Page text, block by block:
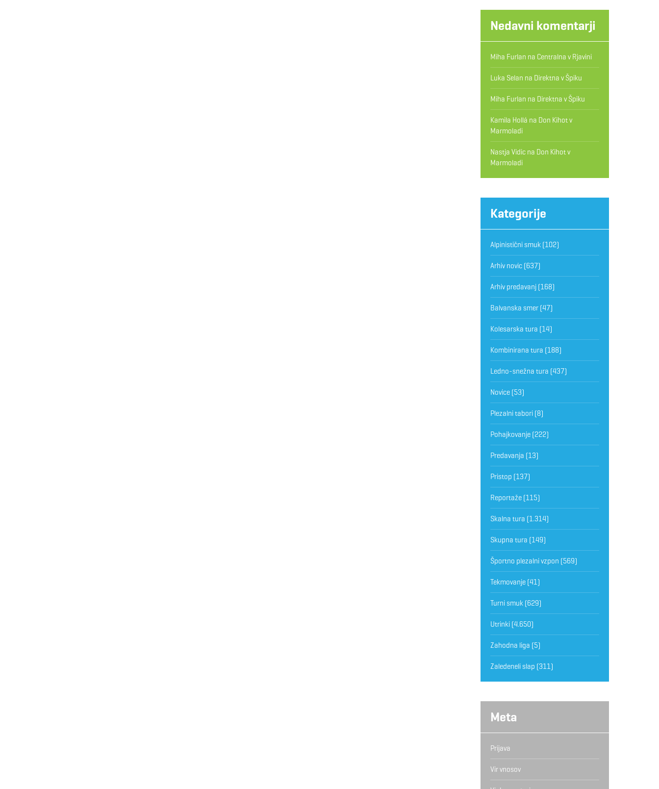
Nedavni komentarji
Miha Furlan na Centralna v Rjavini
Luka Selan na Direktna v Špiku
Miha Furlan na Direktna v Špiku
Kamila Hollá na Don Kihot v
Marmoladi
Nastja Vidicna Don Kihot v
Marmoladi
Kategorije
Alpinistični smuk(102)
Arhiv novic(637)
Arhiv predavanj(168)
Balvanska smer(47)
Kolesarska tura (14)
Kombinirana tura (188)
Ledno-snežna tura (437)
Novice(53)
Plezalni tabori(8)
Pohajkovanje(222)
Predavanja (13)
Pristop (137)
Reportaže(115)
Skalna tura (1.314)
Skupna tura (149)
Športno plezalni vzpon (569)
Tekmovanje(41)
Turni smuk(629)
Utrinki(4.650)
Zahodna liga (5)
Zaledeneli slap (311)
Meta
Prijava
Vir vnosov